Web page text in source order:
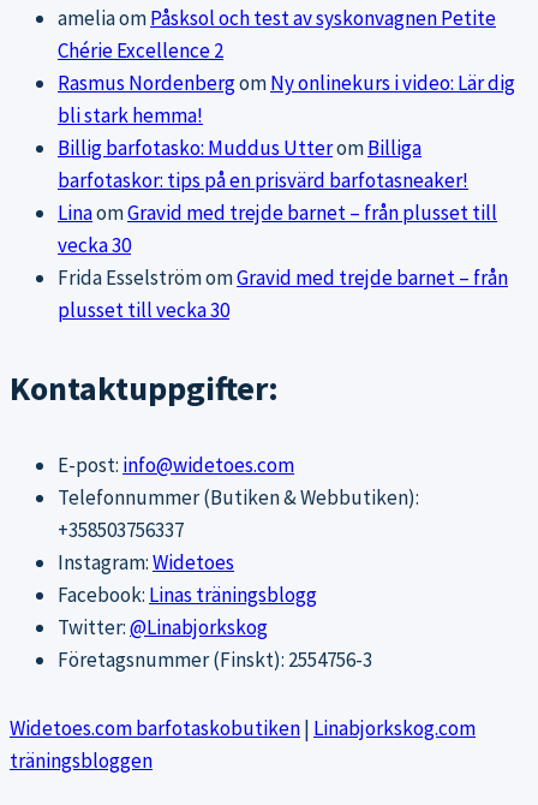
ameliaomPåsksol och test av syskonvagnen Petite
Chérie Excellence 2
Rasmus NordenbergomNy onlinekurs i video: Lär dig
bli stark hemma!
Billig barfotasko: Muddus UtteromBilliga
barfotaskor: tips på en prisvärd barfotasneaker!
LinaomGravid med trejde barnet – från plusset till
vecka 30
Frida EsselströmomGravid med trejde barnet – från
plusset till vecka 30
Kontaktuppgifter:
E-post: info@widetoes.com
Telefonnummer (Butiken & Webbutiken):
+358503756337
Instagram:Widetoes
Facebook: Linas träningsblogg
Twitter:@Linabjorkskog
Företagsnummer (Finskt): 2554756-3
Widetoes.com barfotaskobutiken| Linabjorkskog.com
träningsbloggen